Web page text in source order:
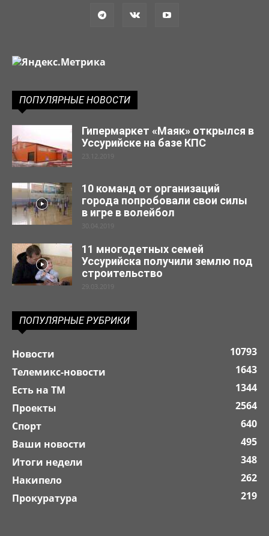
ПОПУЛЯРНЫЕ НОВОСТИ
Гипермаркет «Маяк» открылся в
Уссурийске на базе КПС
23.12.2019
10 команд от организаций
города попробовали свои силы
в игре в волейбол
30.04.2019
11 многодетных семей
Уссурийска получили землю под
строительство
29.03.2019
ПОПУЛЯРНЫЕ РУБРИКИ
Новости
10793
Телемикс-новости
1643
Есть на ТМ
1344
Проекты
2564
Спорт
640
Ваши новости
495
Итоги недели
348
Накипело
262
Прокуратура
219